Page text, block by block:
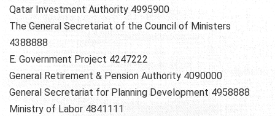
Qatar Investment Authority 4995900
The General Secretariat of the Council of Ministers
4388888
E. Government Project 4247222
General Retirement & Pension Authority 4090000
General Secretariat for Planning Development 4958888
Ministry of Labor 4841111